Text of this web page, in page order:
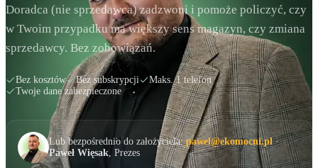
Doradca (nie sprzedawca) zadzwoni i pomoże policzyć, czy
w Twoim przypadku ma większy sens magazyn, czy zmiana
sprzedawcy. Bez zobowiązań.
Bez kosztów Bez subskrypcji
Maks. 1 telefon
Twoje dane zabezpieczone
Lub bezpośrednio do założyciela:pawel@ekomocni.pl·
Paweł Więsak, Prezes